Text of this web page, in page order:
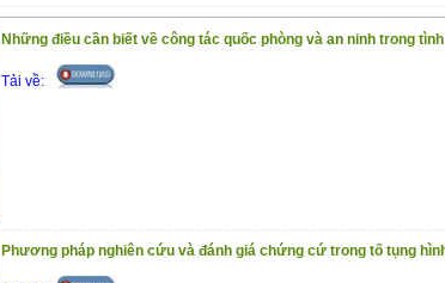
Những điều cần biết về công tác quốc phòng và an ninh trong
Tải về:
Phương pháp nghiên cứu và đánh giá chứng cứ trong tố tụng